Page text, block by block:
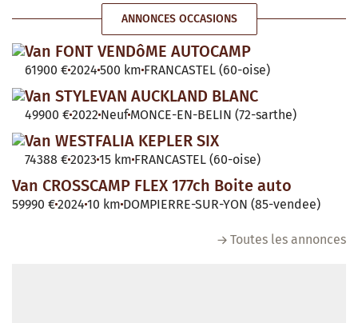
ANNONCES OCCASIONS
Van FONT VENDôME AUTOCAMP
61900 €2024 500 km FRANCASTEL (60-oise)
Van STYLEVAN AUCKLAND BLANC
49900 €2022 Neuf MONCE-EN-BELIN (72-sarthe)
Van WESTFALIA KEPLER SIX
74388 €2023 15 km FRANCASTEL (60-oise)
Van CROSSCAMP FLEX 177ch Boite auto
59990 €2024 10 km DOMPIERRE-SUR-YON (85-vendee)
Toutes les annonces